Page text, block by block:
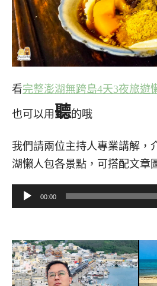
看完整澎湖無跨島4天3夜旅遊
也可以用 聽的哦
我們請兩位主持人專業講解，
湖懶人包各景點，可搭配文章
訊
放
器
00:00